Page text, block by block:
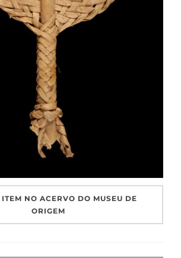
NO ACERVO DO MUSEU DE
ORIGEM